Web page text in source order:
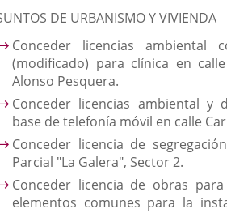
DE URBANISMO Y VIVIENDA
Conceder licencias
(modificado) para clínica en
Alonso Pesquera.
Conceder licencias ambiental y
base de telefonía móvil en calle
Conceder licencia de
Parcial "La Galera", Sector 2.
Conceder licencia de obras
elementos comunes para la